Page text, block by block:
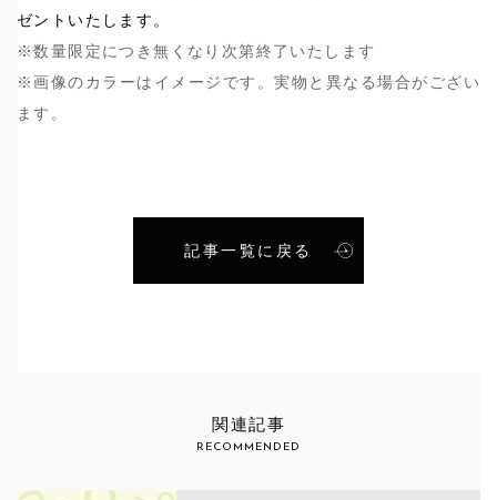
ゼントいたします。
※数量限定につき無くなり次第終了いたします
※画像のカラーはイメージです。実物と異なる場合がござい
ます。
記事一覧に戻る
関連記事
RECOMMENDED